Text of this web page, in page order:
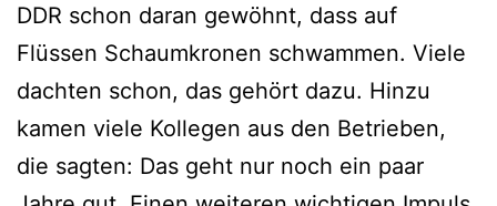
DDR schon daran gewöhnt, dass auf
Flüssen Schaumkronen schwammen. Viele
dachten schon, das gehört dazu. Hinzu
kamen viele Kollegen aus den Betrieben,
die sagten: Das geht nur noch ein paar